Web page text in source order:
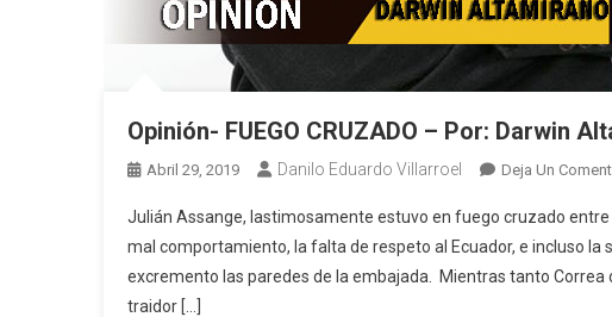
Opinión- FUEGO CRUZADO – Por: Darwin
Abril 29, 2019 Danilo Eduardo Villarroel Deja Un
Julián Assange, lastimosamente estuvo en fuego cruzado
mal comportamiento, la falta de respeto al Ecuador, e incluso
excremento las paredes de la embajada. Mientras tanto
traidor […]